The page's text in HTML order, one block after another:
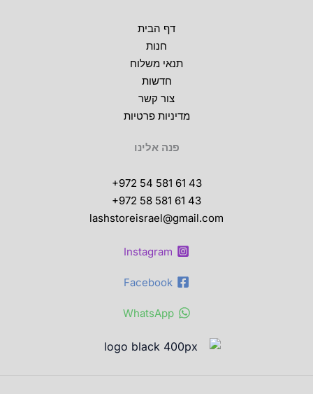
דף הבית
חנות
תנאי משלוח
חדשות
צור קשר
מדיניות פרטיות
פנה אלינו
+972 54 581 61 43
+972 58 581 61 43
lashstoreisrael@gmail.com
Instagram
Facebook
WhatsApp